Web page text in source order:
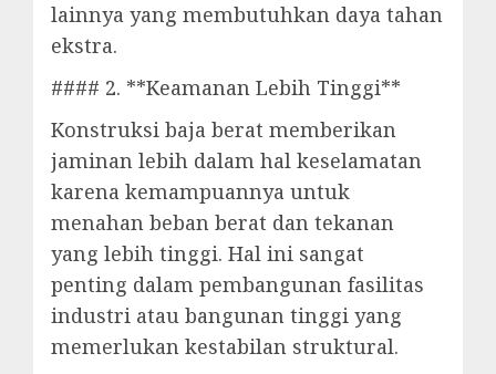
lainnya yang membutuhkan daya tahan
ekstra.
#### 2. **Keamanan Lebih Tinggi**
Konstruksi baja berat memberikan
jaminan lebih dalam hal keselamatan
karena kemampuannya untuk
menahan beban berat dan tekanan
yang lebih tinggi. Hal ini sangat
penting dalam pembangunan fasilitas
industri atau bangunan tinggi yang
memerlukan kestabilan struktural.